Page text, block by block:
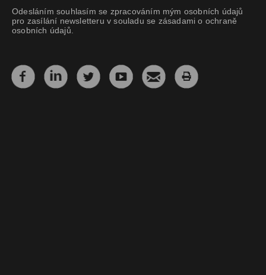
Odesláním souhlasím se zpracováním mým osobních údajů
pro zasílání newsletteru v souladu se zásadami o ochraně
osobních údajů.